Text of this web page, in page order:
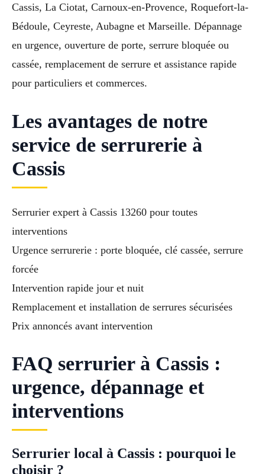
Cassis, La Ciotat, Carnoux-en-Provence, Roquefort-la-
Bédoule, Ceyreste, Aubagne et Marseille. Dépannage
en urgence, ouverture de porte, serrure bloquée ou
cassée, remplacement de serrure et assistance rapide
pour particuliers et commerces.
Les avantages de notre
service de serrurerie à
Cassis
Serrurier expert à Cassis 13260 pour toutes
interventions
Urgence serrurerie : porte bloquée, clé cassée, serrure
forcée
Intervention rapide jour et nuit
Remplacement et installation de serrures sécurisées
Prix annoncés avant intervention
FAQ serrurier à Cassis :
urgence, dépannage et
interventions
Serrurier local à Cassis : pourquoi le
choisir ?